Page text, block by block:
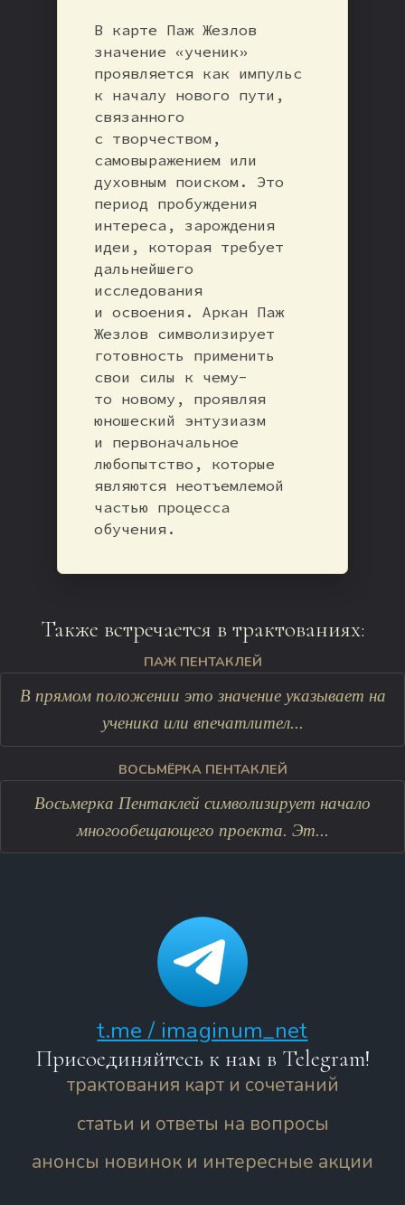
В карте Паж Жезлов
значение «ученик»
проявляется как импульс
к началу нового пути,
связанного
с творчеством,
самовыражением или
духовным поиском. Это
период пробуждения
интереса, зарождения
идеи, которая требует
дальнейшего
исследования
и освоения. Аркан Паж
Жезлов символизирует
готовность применить
свои силы к чему-
то новому, проявляя
юношеский энтузиазм
и первоначальное
любопытство, которые
являются неотъемлемой
частью процесса
обучения.
Также встречается в трактованиях:
ПАЖ ПЕНТАКЛЕЙ
В прямом положении это значение указывает на
ученика или впечатлител...
ВОСЬМЁРКА ПЕНТАКЛЕЙ
Восьмерка Пентаклей символизирует начало
многообещающего проекта. Эт...
t.me / imaginum_net
Присоединяйтесь к нам в Telegram!
трактования карт и сочетаний
статьи и ответы на вопросы
анонсы новинок и интересные акции